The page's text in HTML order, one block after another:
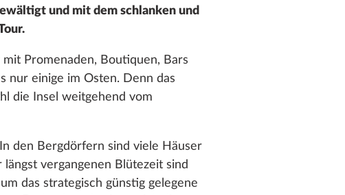
und mit dem schlanken und
Promenaden, Boutiquen, Bars
nur einige im Osten. Denn das
die Insel weitgehend vom
den Bergdörfern sind viele Häuser
vergangenen Blütezeit sind
das strategisch günstig gelegene